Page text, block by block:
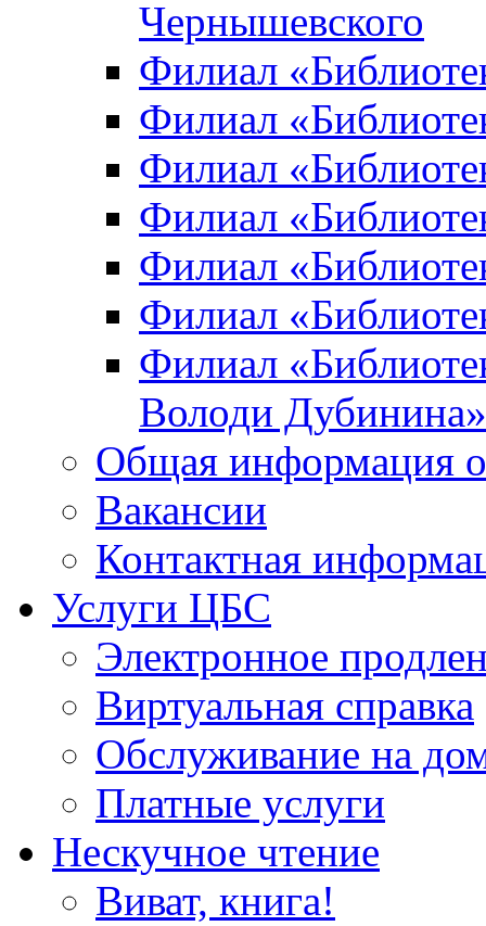
Чернышевского
Филиал
Филиал
Филиал
Филиал
Филиал
Филиал
Филиал
Володи Дубинина»
Общая информация
Вакансии
Контактная
Услуги ЦБС
Электронное
Виртуальная справка
Обслуживание на
Платные услуги
Нескучное чтение
Виват, книга!